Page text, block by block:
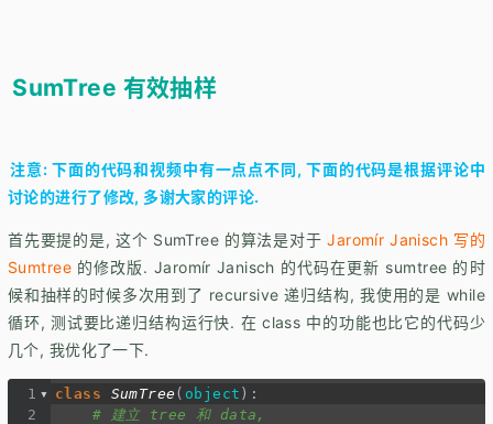
SumTree 有效抽样
注意: 下面的代码和视频中有一点点不同, 下面的代码是根据评论中
讨论的进行了修改, 多谢大家的评论.
首先要提的是, 这个 SumTree 的算法是对于Jaromír Janisch 写的
Sumtree的修改版. Jaromír Janisch 的代码在更新 sumtree 的时
候和抽样的时候多次用到了 recursive 递归结构, 我使用的是 while
循环, 测试要比递归结构运行快. 在 class 中的功能也比它的代码少
几个, 我优化了一下.
1 class SumTree ( object ):
2
# 建立 tree 和 data,